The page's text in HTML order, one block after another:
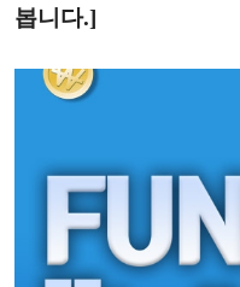
봅니다.]